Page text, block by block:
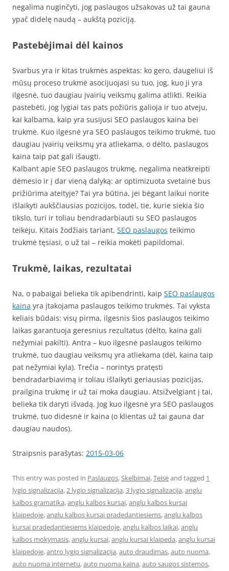
negalima nuginčyti, jog paslaugos užsakovas už tai gauna
ypač didelę naudą – aukštą poziciją.
Pastebėjimai dėl kainos
Svarbus yra ir kitas trukmės aspektas: ko gero, daugeliui iš
mūsų proceso trukmė asocijuojasi su tuo, jog, kuo ji yra
ilgesnė, tuo daugiau įvairių veiksmų galima atlikti. Reikia
pastebėti, jog lygiai tas pats požiūris galioja ir tuo atveju,
kai kalbama, kaip yra susijusi SEO paslaugos kaina bei
trukmė. Kuo ilgesnė yra SEO paslaugos teikimo trukmė, tuo
daugiau įvairių veiksmų yra atliekama, o dėlto, paslaugos
kaina taip pat gali išaugti.
Kalbant apie SEO paslaugos trukmę, negalima neatkreipti
dėmesio ir į dar vieną dalyką: ar optimizuota svetainė bus
prižiūrima ateityje? Tai yra būtina, jei bėgant laikui norite
išlaikyti aukščiausias pozicijos, todėl, tie, kurie siekia šio
tikslo, turi ir toliau bendradarbiauti su SEO paslaugos
teikėju. Kitais žodžiais tariant, SEO paslaugos teikimo
trukmė tęsiasi, o už tai – reikia mokėti papildomai.
Trukmė, laikas, rezultatai
Na, o pabaigai belieka tik apibendrinti, kaip SEO paslaugos
kaina yra įtakojama paslaugos teikimo trukmės. Tai vyksta
keliais būdais: visų pirma, ilgesnis šios paslaugos teikimo
laikas garantuoja geresnius rezultatus (dėlto, kaina gali
nežymiai pakilti). Antra – kuo ilgesnė paslaugos teikimo
trukmė, tuo daugiau veiksmų yra atliekama (dėl, kaina taip
pat nežymiai kyla). Trečia – norintys pratęsti
bendradarbiavimą ir toliau išlaikyti geriausias pozicijas,
prailgina trukmę ir už tai moka daugiau. Atsižvelgiant į tai,
belieka tik daryti išvadą. Jog kuo ilgesnė yra SEO paslaugos
trukmė, tuo didesnė ir kaina (o klientas už tai gauna dar
daugiau naudos).
Straipsnis parašytas: 2015-03-06
This entry was posted in Paslaugos,Skelbimai,Teisėand tagged 1
lygio signalizacija,2 lygio signalizacija,3 lygio signalizacija,anglu
kalbos gramatika,anglu kalbos kursai,anglu kalbos kursai
klaipedoje,anglu kalbos kursai pradedantiesiems,anglu kalbos
kursai pradedantiesiems klaipedoje,anglu kalbos laikai,anglu
kalbos mokymasis,anglu kursai,anglu kursai klaipeda,anglu kursai
klaipedoje,antro lygio signalizacija,auto draudimas,auto nuoma,
auto nuoma internetu,auto nuoma kaina,auto saugos sistemos,